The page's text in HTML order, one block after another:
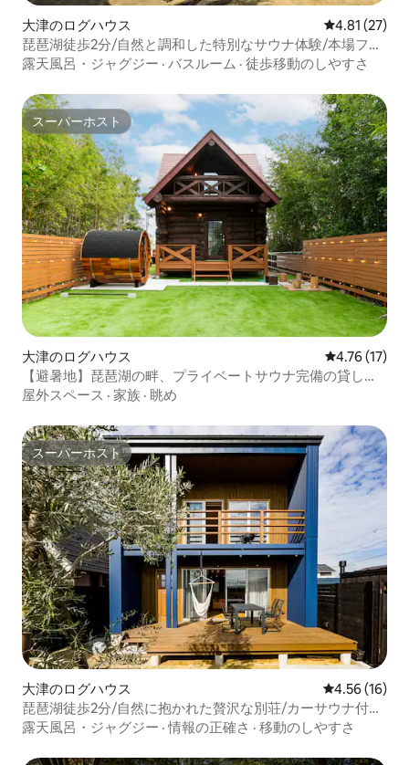
大津のログハウス レビュー27
4.81 (27)
琵琶湖徒歩2分/自然と調和した特別なサウナ体験/本場フィ
ンランド式バレルサウナ
露天風呂・ジャグジー · バスルーム · 徒歩移動のしやすさ
スーパーホスト
スーパーホスト
大津のログハウス レビュー17
4.76 (17)
【避暑地】琵琶湖の畔、プライベートサウナ完備の貸し切
りログハウス
屋外スペース · 家族 · 眺め
スーパーホスト
スーパーホスト
大津のログハウス レビュー16
4.56 (16)
琵琶湖徒歩2分/自然に抱かれた贅沢な別荘/カーサウナ付き
の究極のリラックス空間
露天風呂・ジャグジー ·情報の正確さ · 移動のしやすさ